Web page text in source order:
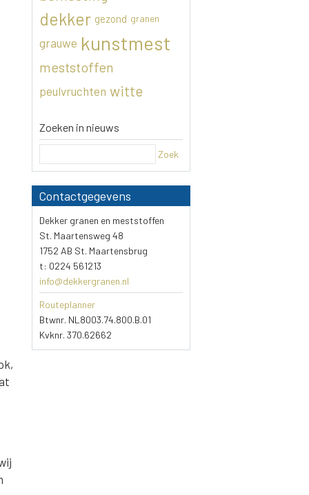
dekker gezond granen
grauwe kunstmest
meststoffen
peulvruchten witte
Zoeken in nieuws
Zoek
Contactgegevens
Dekker granen en meststoffen
St. Maartensweg 48
1752 AB St. Maartensbrug
t: 0224 561213
info@dekkergranen.nl
Routeplanner
Btwnr. NL8003.74.800.B.01
Kvknr. 370.62662